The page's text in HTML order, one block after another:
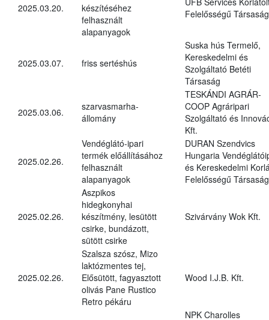
2025.03.20.
készítéséhez
felhasznált
alapanyagok
Felelősségű Társaság
2025.03.07. friss sertéshús
Suska hús Termelő,
Kereskedelmi és
Szolgáltató Betéti
Társaság
2025.03.06.
szarvasmarha-
állomány
TESKÁNDI AGRÁR-
COOP Agráripari
Szolgáltató és
Kft.
2025.02.26.
Vendéglátó-ipari
termék előállításához
felhasznált
alapanyagok
DURAN Szendvics
Hungaria
és Kereskedelmi
Felelősségű Társaság
2025.02.26.
Aszpikos
hidegkonyhai
készítmény, lesütött
csirke, bundázott,
sütött csirke
Szivárvány Wok Kft.
2025.02.26.
Szalsza szósz, Mizo
laktózmentes tej,
Elősütött, fagyasztott
olivás Pane Rustico
Retro pékáru
Wood I.J.B. Kft.
NPK Charolles